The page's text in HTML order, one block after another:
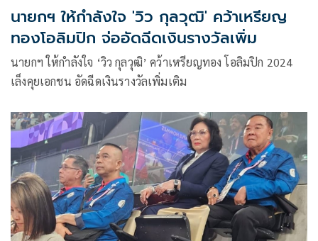
นายกฯ ให้กำลังใจ 'วิว กุลวุฒิ' คว้าเหรียญ
ทองโอลิมปิก จ่ออัดฉีดเงินรางวัลเพิ่ม
นายกฯ ให้กำลังใจ ‘วิว กุลวุฒิ’ คว้าเหรียญทอง โอลิมปิก 2024
เล็งคุยเอกชน อัดฉีดเงินรางวัลเพิ่มเติม